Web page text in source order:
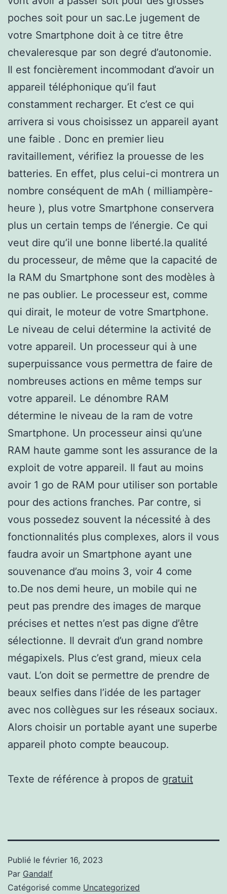
poches soit pour un sac.Le jugement de
votre Smartphone doit à ce titre être
chevaleresque par son degré d’autonomie.
Il est foncièrement incommodant d’avoir un
appareil téléphonique qu’il faut
constamment recharger. Et c’est ce qui
arrivera si vous choisissez un appareil ayant
une faible . Donc en premier lieu
ravitaillement, vérifiez la prouesse de les
batteries. En effet, plus celui-ci montrera un
nombre conséquent de mAh ( milliampère-
heure ), plus votre Smartphone conservera
plus un certain temps de l’énergie. Ce qui
veut dire qu’il une bonne liberté.la qualité
du processeur, de même que la capacité de
la RAM du Smartphone sont des modèles à
ne pas oublier. Le processeur est, comme
qui dirait, le moteur de votre Smartphone.
Le niveau de celui détermine la activité de
votre appareil. Un processeur qui à une
superpuissance vous permettra de faire de
nombreuses actions en même temps sur
votre appareil. Le dénombre RAM
détermine le niveau de la ram de votre
Smartphone. Un processeur ainsi qu’une
RAM haute gamme sont les assurance de la
exploit de votre appareil. Il faut au moins
avoir 1 go de RAM pour utiliser son portable
pour des actions franches. Par contre, si
vous possedez souvent la nécessité à des
fonctionnalités plus complexes, alors il vous
faudra avoir un Smartphone ayant une
souvenance d’au moins 3, voir 4 come
to.De nos demi heure, un mobile qui ne
peut pas prendre des images de marque
précises et nettes n’est pas digne d’être
sélectionne. Il devrait d’un grand nombre
mégapixels. Plus c’est grand, mieux cela
vaut. L’on doit se permettre de prendre de
beaux selfies dans l’idée de les partager
avec nos collègues sur les réseaux sociaux.
Alors choisir un portable ayant une superbe
appareil photo compte beaucoup.
Texte de référence à propos de gratuit
Publié le février 16, 2023
Par Gandalf
Catégorisé comme Uncategorized